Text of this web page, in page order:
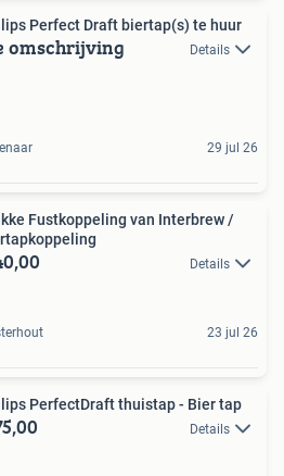
Perfect Draft biertap(s) te huur
omschrijving Details
29 jul 26
Fustkoppeling van Interbrew /
Details
23 jul 26
PerfectDraft thuistap - Bier tap
Details